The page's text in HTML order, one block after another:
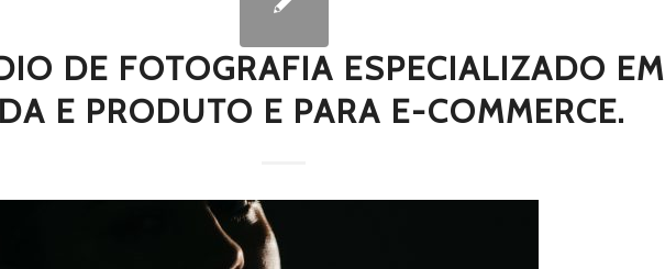
DE FOTOGRAFIA ESPECIALIZADO EM
E PRODUTO E PARA E-COMMERCE.